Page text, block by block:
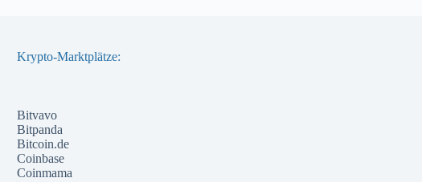
Krypto-Marktplätze:
Bitvavo
Bitpanda
Bitcoin.de
Coinbase
Coinmama